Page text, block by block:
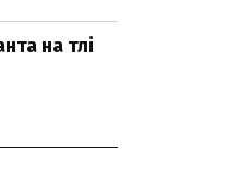
на тлі